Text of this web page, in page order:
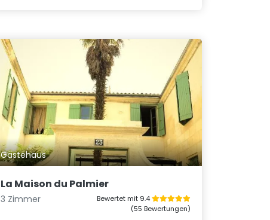
Gästehaus
La Maison du Palmier
3 Zimmer
Bewertet mit 9.4
(55 Bewertungen)